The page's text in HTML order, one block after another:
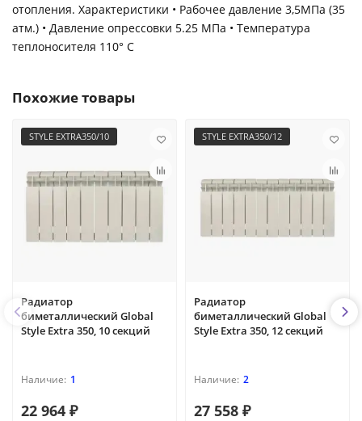
отопления. Характеристики • Рабочее давление 3,5МПа (35
атм.) • Давление опрессовки 5.25 МПа • Температура
теплоносителя 110° С
Похожие товары
STYLE EXTRA350/10
Радиатор
биметаллический Global
Style Extra 350, 10 секций
1
22 964 ₽
STYLE EXTRA350/12
Радиатор
биметаллический Global
Style Extra 350, 12 секций
2
27 558 ₽